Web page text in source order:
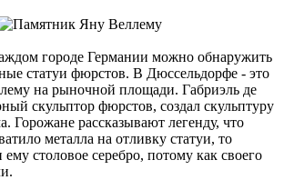
городе Германии можно обнаружить
статуи фюрстов. В Дюссельдорфе - это
на рыночной площади. Габриэль де
скульптор фюрстов, создал скульптуру
Горожане рассказывают легенду, что
металла на отливку статуи, то
столовое серебро, потому как своего